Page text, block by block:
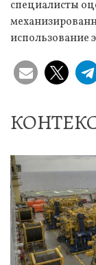
специалисты
использование